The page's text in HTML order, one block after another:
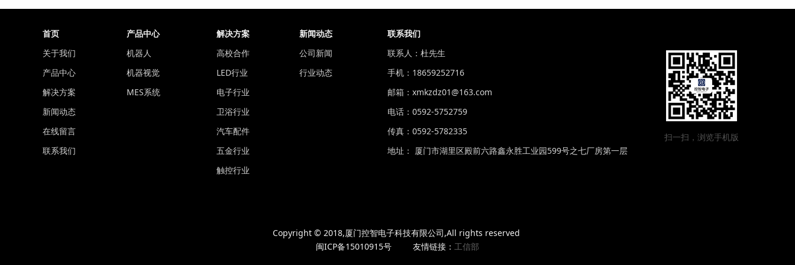
首页
关于我们
产品中心
解决方案
新闻动态
在线留言
联系我们
产品中心
机器人
机器视觉
MES系统
解决方案
高校合作
LED行业
电子行业
卫浴行业
汽车配件
五金行业
触控行业
新闻动态
公司新闻
行业动态
联系我们
联系人：杜先生
手机：18659252716
邮箱：xmkzdz01@163.com
电话：0592-5752759
传真：0592-5782335
地址： 厦门市湖里区殿前六路鑫永胜工业园599号之七厂房第一层
扫一扫，浏览手机版
Copyright © 2018,厦门控智电子科技有限公司,All rights reserved
闽ICP备15010915号 友情链接： 工信部